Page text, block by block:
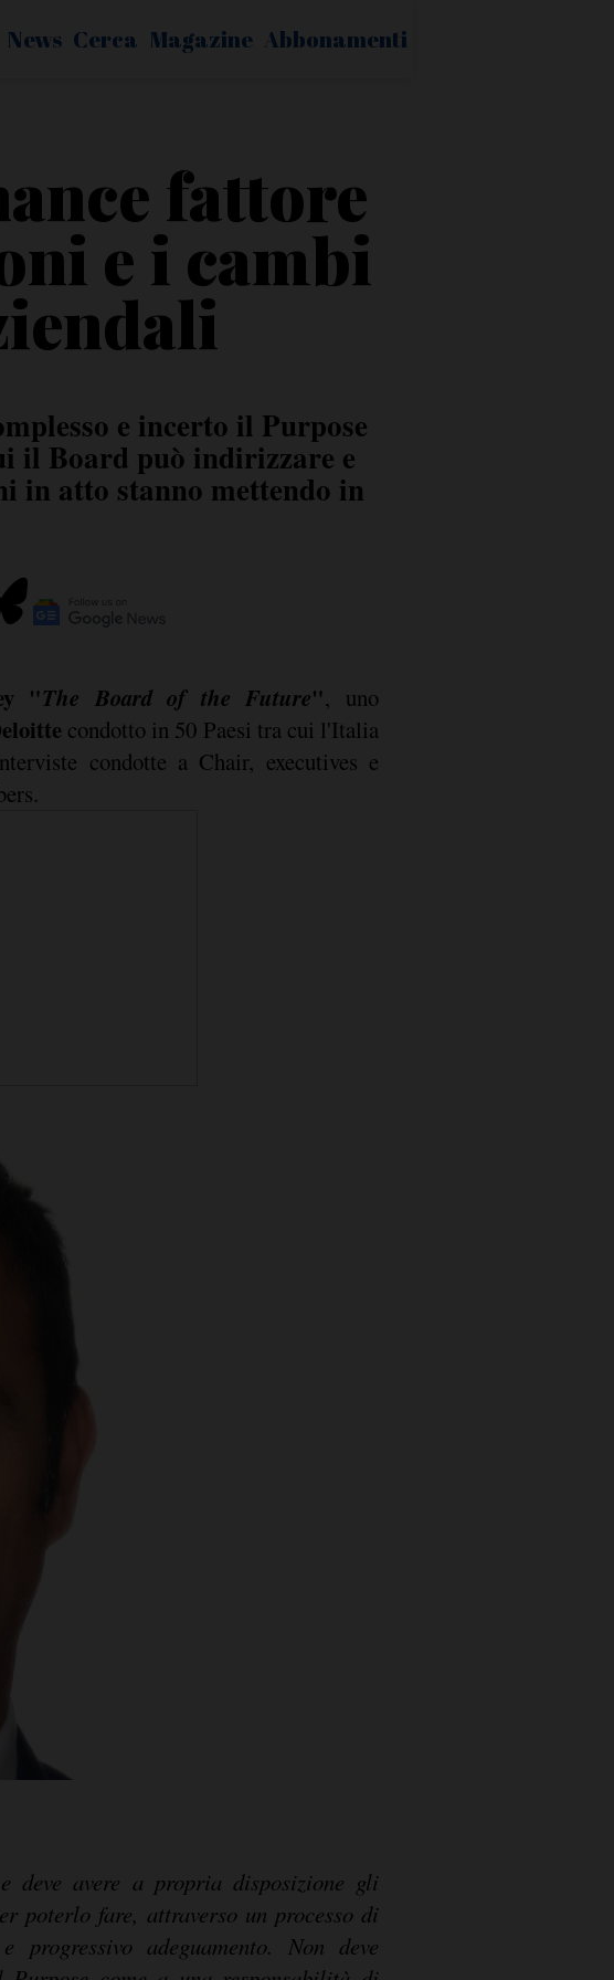
News Cerca Magazine Abbonamenti
fattore
e i cambi
e incerto il Purpose
il Board può indirizzare e
in atto stanno mettendo in
"The Board of the Future", uno
condotto in 50 Paesi tra cui l'Italia
condotte a Chair, executives e
deve avere a propria disposizione gli
poterlo fare, attraverso un processo di
progressivo adeguamento. Non deve